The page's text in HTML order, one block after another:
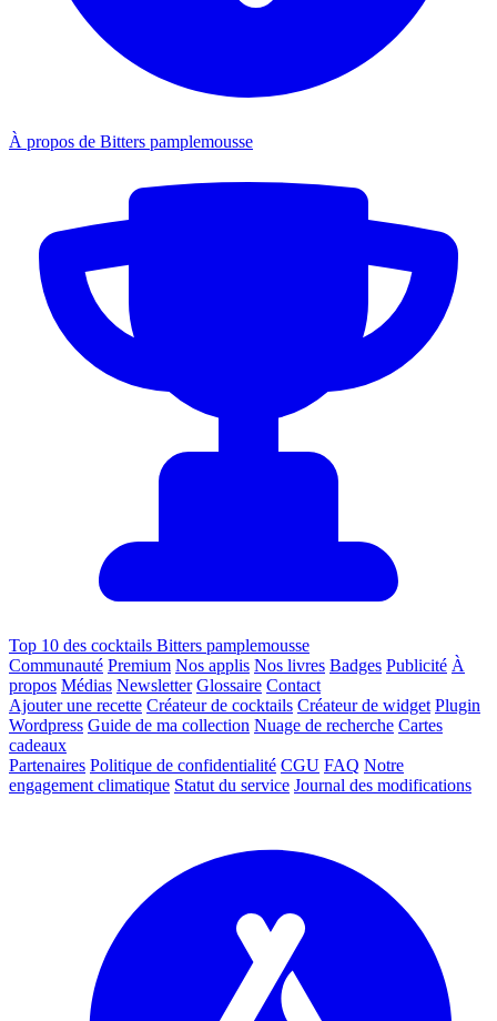
À propos de Bitters pamplemousse
Top 10 des cocktails Bitters pamplemousse
Communauté Premium Nos applis Nos livres Badges Publicité À
propos Médias Newsletter Glossaire Contact
Ajouter une recette Créateur de cocktails Créateur de widget Plugin
Wordpress Guide de ma collection Nuage de recherche Cartes
cadeaux
Partenaires Politique de confidentialité CGU FAQ Notre
engagement climatique Statut du service Journal des modifications